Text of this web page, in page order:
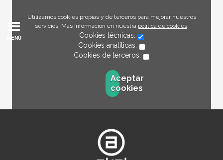
Utilizamos cookies propias y de terceros para mejorar nuestros
servicios. Más información en nuestra política de cookies.
Cookies técnicas:
Cookies analíticas:
Cookies de terceros:
Aceptar
cookies
MENÚ